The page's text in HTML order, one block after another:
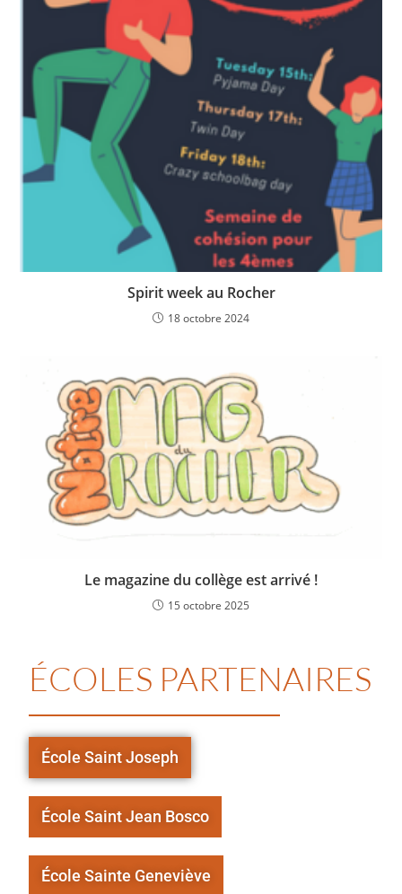
Spirit week au Rocher
18 octobre 2024
Le magazine du collège est arrivé !
15 octobre 2025
ÉCOLES PARTENAIRES
École Saint Joseph
École Saint Jean Bosco
École Sainte Geneviève